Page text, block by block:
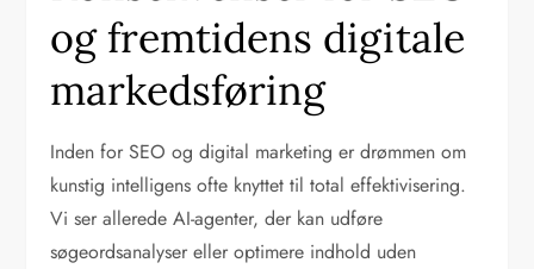
og fremtidens digitale
markedsføring
Inden for SEO og digital marketing er drømmen om
kunstig intelligens ofte knyttet til total effektivisering.
Vi ser allerede AI-agenter, der kan udføre
søgeordsanalyser eller optimere indhold uden